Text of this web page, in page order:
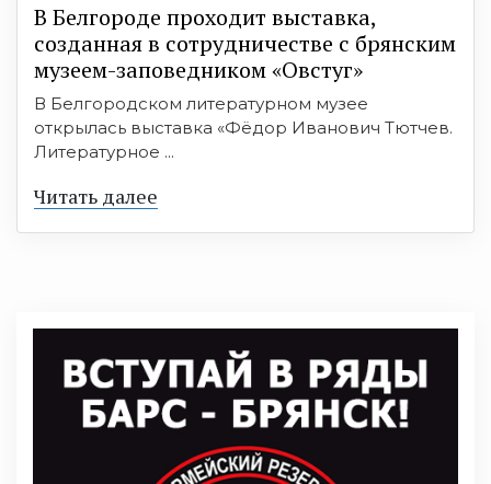
В Белгороде проходит выставка,
созданная в сотрудничестве с брянским
музеем-заповедником «Овстуг»
В Белгородском литературном музее
открылась выставка «Фёдор Иванович Тютчев.
Литературное ...
Читать далее